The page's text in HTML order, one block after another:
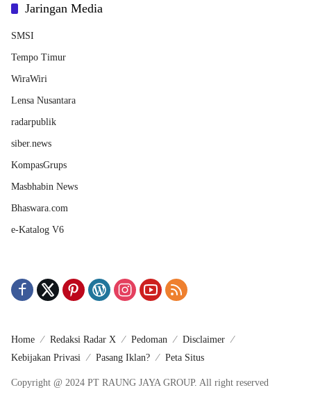
Jaringan Media
SMSI
Tempo Timur
WiraWiri
Lensa Nusantara
radarpublik
siber.news
KompasGrups
Masbhabin News
Bhaswara.com
e-Katalog V6
Home Redaksi Radar X Pedoman
Disclaimer
Kebijakan Privasi
Pasang Iklan? Peta Situs
Copyright @ 2024 PT RAUNG JAYA GROUP. All right reserved